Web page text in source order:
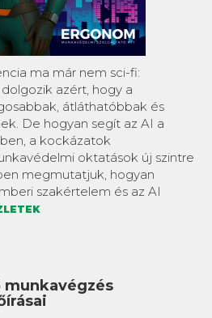
ma már nem sci-fi:
azért, hogy a
átláthatóbbak és
De hogyan segít az AI a
a kockázatok
oktatások új szintre
megmutatjuk, hogyan
szakértelem és az AI